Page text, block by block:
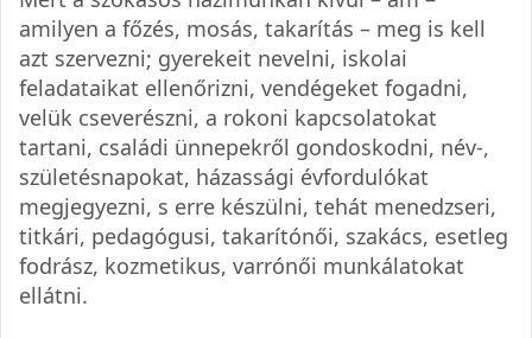
amilyen a főzés, mosás, takarítás – meg is kell
azt szervezni; gyerekeit nevelni, iskolai
feladataikat ellenőrizni, vendégeket fogadni,
velük cseverészni, a rokoni kapcsolatokat
tartani, családi ünnepekről gondoskodni, név-,
születésnapokat, házassági évfordulókat
megjegyezni, s erre készülni, tehát menedzseri,
titkári, pedagógusi, takarítónői, szakács, esetleg
fodrász, kozmetikus, varrónői munkálatokat
ellátni.